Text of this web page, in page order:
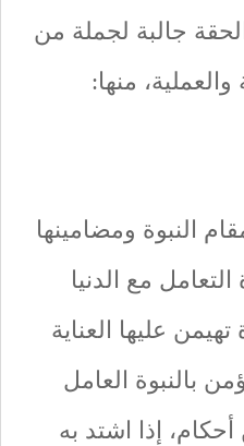
جالبة لجملة من
والعملية، منها:
النبوة ومضامينها
مع الدنيا
عليها العناية
بالنبوة العامل
إذا اشتد به